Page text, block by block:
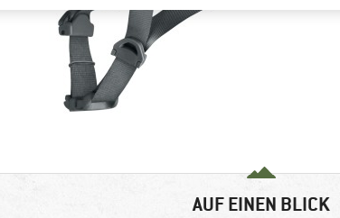
AUF EINEN BLICK